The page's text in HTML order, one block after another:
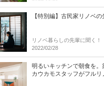
【特別編】古民家リノベの
リノベ暮らしの先輩に聞く！
2022/02/28
明るいキッチンで朝食を。
カウカモスタッフがフルリ